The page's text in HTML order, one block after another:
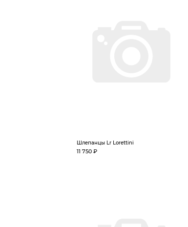
Шлепанцы Lr Lorettini
11 750 ₽